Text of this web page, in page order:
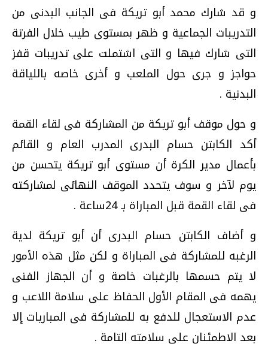
و قد شارك محمد أبو تريكة فى الجانب البدنى من
التدريبات الجماعية و ظهر بمستوى طيب خلال الفرتة
التى شارك فيها و التى اشتملت على تدريبات قفز
حواجز و جرى حول الملعب و أخرى خاصه باللياقة
البدنية .
و حول موقف أبو تريكة من المشاركة فى لقاء القمة
أكد الكابتن حسام البدرى المدرب العام و القائم
بأعمال مدير الكرة أن مستوى أبو تريكة يتحسن من
يوم لآخر و سوف يتحدد الموقف النهائى لمشاركته
فى لقاء القمة قبل المباراة بـ 24ساعة .
و أضاف الكابتن حسام البدرى أن أبو تريكة لدية
الرغبه للمشاركة فى المباراة و لكن مثل هذه الأمور
لا يتم حسمها بالرغبات خاصة و أن الجهاز الفنى
يهمه فى المقام الأول الحفاظ على سلامة اللاعب و
عدم الاستعجال للدفع به للمشاركة فى المباريات إلا
بعد الاطمئنان على سلامته التامة .